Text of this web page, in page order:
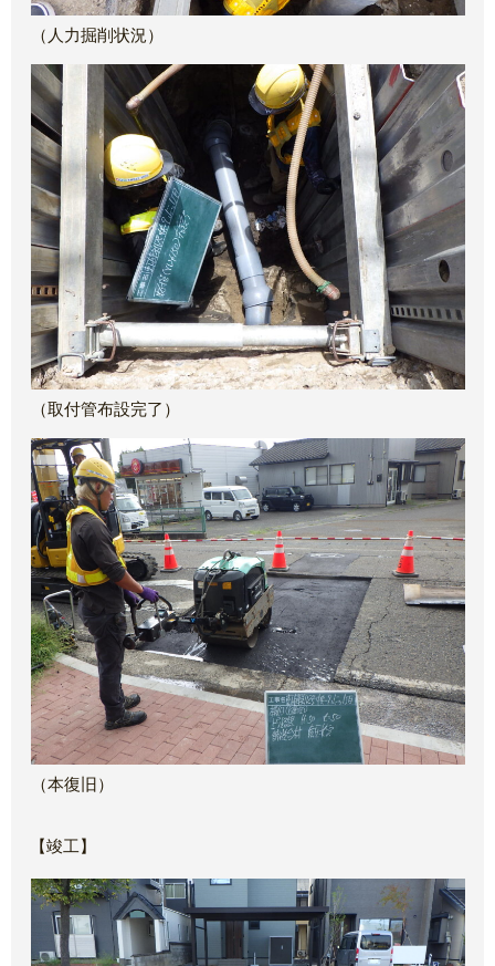
（人力掘削状況）
（取付管布設完了）
（本復旧）
【竣工】